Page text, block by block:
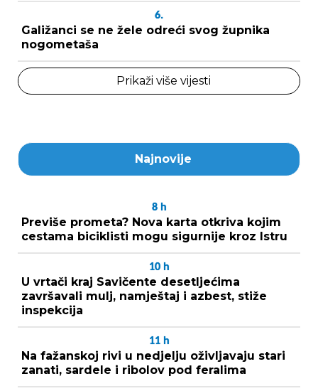
6.
Galižanci se ne žele odreći svog župnika
nogometaša
Prikaži više vijesti
Najnovije
8 h
Previše prometa? Nova karta otkriva kojim
cestama biciklisti mogu sigurnije kroz Istru
10 h
U vrtači kraj Savičente desetljećima
završavali mulj, namještaj i azbest, stiže
inspekcija
11 h
Na fažanskoj rivi u nedjelju oživljavaju stari
zanati, sardele i ribolov pod feralima